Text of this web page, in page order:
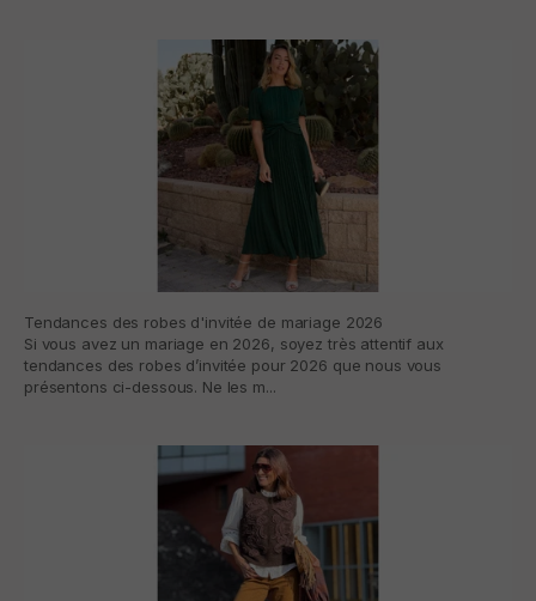
Tendances des robes d'invitée de mariage 2026
Si vous avez un mariage en 2026, soyez très attentif aux
tendances des robes d’invitée pour 2026 que nous vous
présentons ci-dessous. Ne les m...